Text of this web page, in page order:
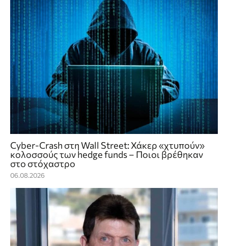
Cyber-Crash στη Wall Street: Χάκερ «χτυπούν»
κολοσσούς των hedge funds – Ποιοι βρέθηκαν
στο στόχαστρο
06.08.2026